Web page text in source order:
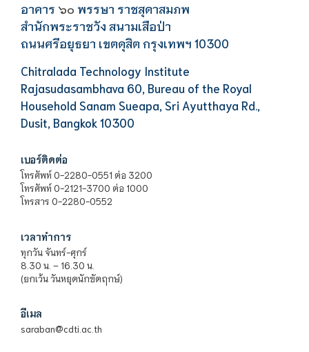
อาคาร ๖๐ พรรษา ราชสุดาสมภพ
สำนักพระราชวัง สนามเสือป่า
ถนนศรีอยุธยา เขตดุสิต กรุงเทพฯ 10300
Chitralada Technology Institute
Rajasudasambhava 60, Bureau of the Royal
Household Sanam Sueapa, Sri Ayutthaya Rd.,
Dusit, Bangkok 10300
เบอร์ติดต่อ
โทรศัพท์ 0-2280-0551 ต่อ 3200
โทรศัพท์ 0-2121-3700 ต่อ 1000
โทรสาร 0-2280-0552
เวลาทำการ
ทุกวัน จันทร์-ศุกร์
8.30 น. – 16.30 น.
(ยกเว้น วันหยุดนักขัตฤกษ์)
อีเมล
saraban@cdti.ac.th